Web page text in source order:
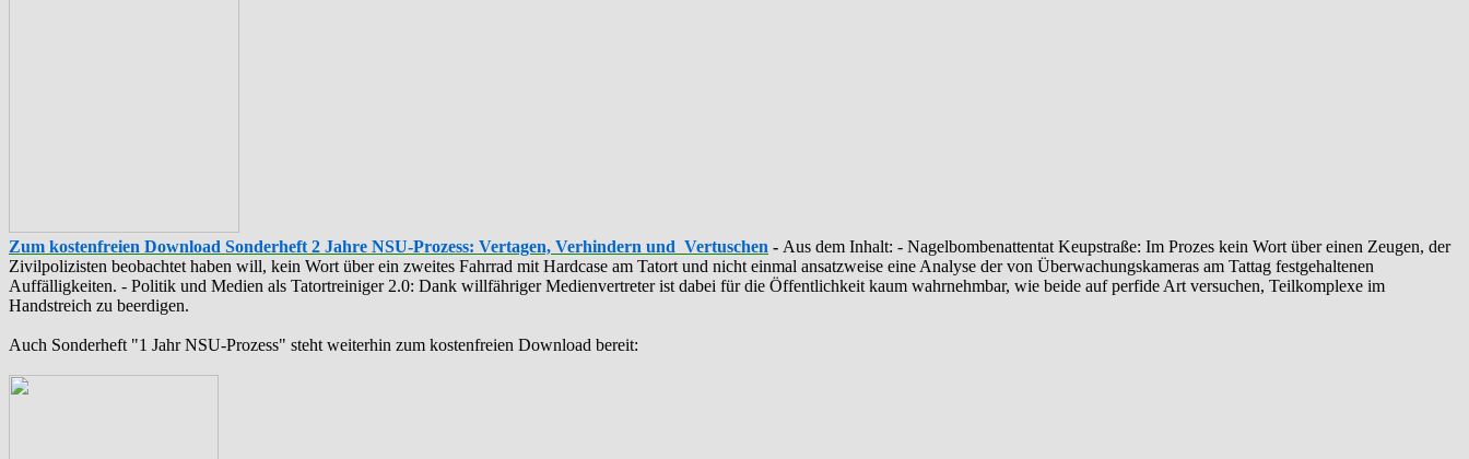
Zum kostenfreien Download Sonderheft 2 Jahre NSU-Prozess: Vertagen, Verhindern und Vertuschen - Aus dem Inhalt: - ‪Nagelbombenattentat‬ ‎Keupstraße‬: Im Prozes kein Wort über einen Zeugen, der
Zivilpolizisten beobachtet haben will, kein Wort über ein zweites Fahrrad mit Hardcase am Tatort und nicht einmal ansatzweise eine Analyse der von Überwachungskameras am Tattag festgehaltenen
Auffälligkeiten. - Politik und Medien als ‪Tatortreiniger‬ 2.0: Dank willfähriger Medienvertreter ist dabei für die Öffentlichkeit kaum wahrnehmbar, wie beide auf perfide Art versuchen, Teilkomplexe im
Handstreich zu beerdigen.
Auch Sonderheft "1 Jahr NSU-Prozess" steht weiterhin zum kostenfreien Download bereit: